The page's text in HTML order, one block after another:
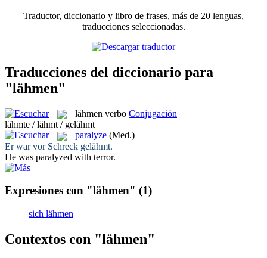
Traductor, diccionario y libro de frases, más de 20 lenguas,
traducciones seleccionadas.
Traducciones del diccionario para
"lähmen"
lähmen verbo Conjugación
lähmte / lähmt / gelähmt
paralyze (Med.)
Er war vor Schreck gelähmt.
He was paralyzed with terror.
Expresiones con "lähmen" (1)
sich lähmen
Contextos con "lähmen"